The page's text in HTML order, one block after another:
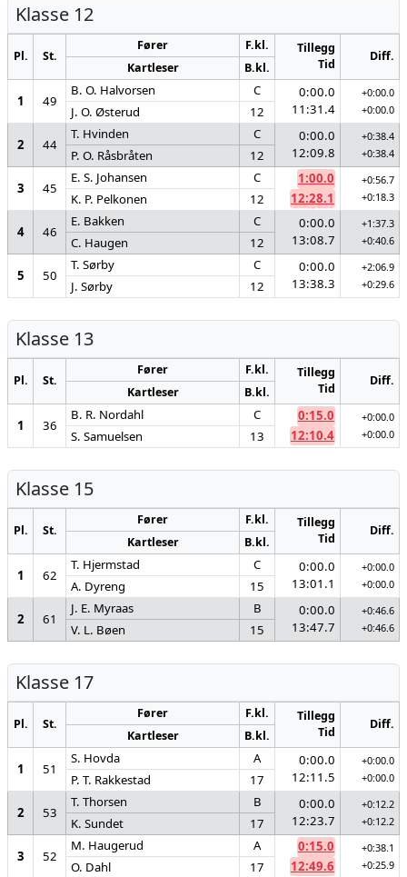
Klasse 12
Pl. St.
Fører F.kl.
Tillegg
Tid
Diff.
Kartleser B.kl.
1 49
B. O. Halvorsen C
0:00.0
11:31.4
+0:00.0
+0:00.0
J. O. Østerud
12
2
44
T. Hvinden C
0:00.0
12:09.8
+0:38.4
+0:38.4
P. O. Råsbråten
12
3
45
E. S. Johansen C
1:00.0
12:28.1
+0:56.7
+0:18.3
K. P. Pelkonen
12
4
46
E. Bakken C
0:00.0
13:08.7
+1:37.3
+0:40.6
C. Haugen
12
5
50
T. Sørby C
0:00.0
13:38.3
+2:06.9
+0:29.6
J. Sørby 12
Klasse 13
Pl. St.
Fører F.kl.
Tillegg
Tid
Diff.
Kartleser B.kl.
1 36
B. R. Nordahl C
0:15.0
12:10.4
+0:00.0
+0:00.0
S. Samuelsen 13
Klasse 15
Pl. St.
Fører F.kl.
Tillegg
Tid
Diff.
Kartleser B.kl.
1 62
T. Hjermstad C
0:00.0
13:01.1
+0:00.0
+0:00.0
A. Dyreng
15
2
61
J. E. Myraas B
0:00.0
13:47.7
+0:46.6
+0:46.6
V. L. Bøen 15
Klasse 17
Pl. St.
Fører F.kl.
Tillegg
Tid
Diff.
Kartleser B.kl.
1 51
S. Hovda A
0:00.0
12:11.5
+0:00.0
+0:00.0
P. T. Rakkestad
17
2
53
T. Thorsen B
0:00.0
12:23.7
+0:12.2
+0:12.2
K. Sundet
17
3
52
M. Haugerud A
0:15.0
12:49.6
+0:38.1
+0:25.9
O. Dahl 17